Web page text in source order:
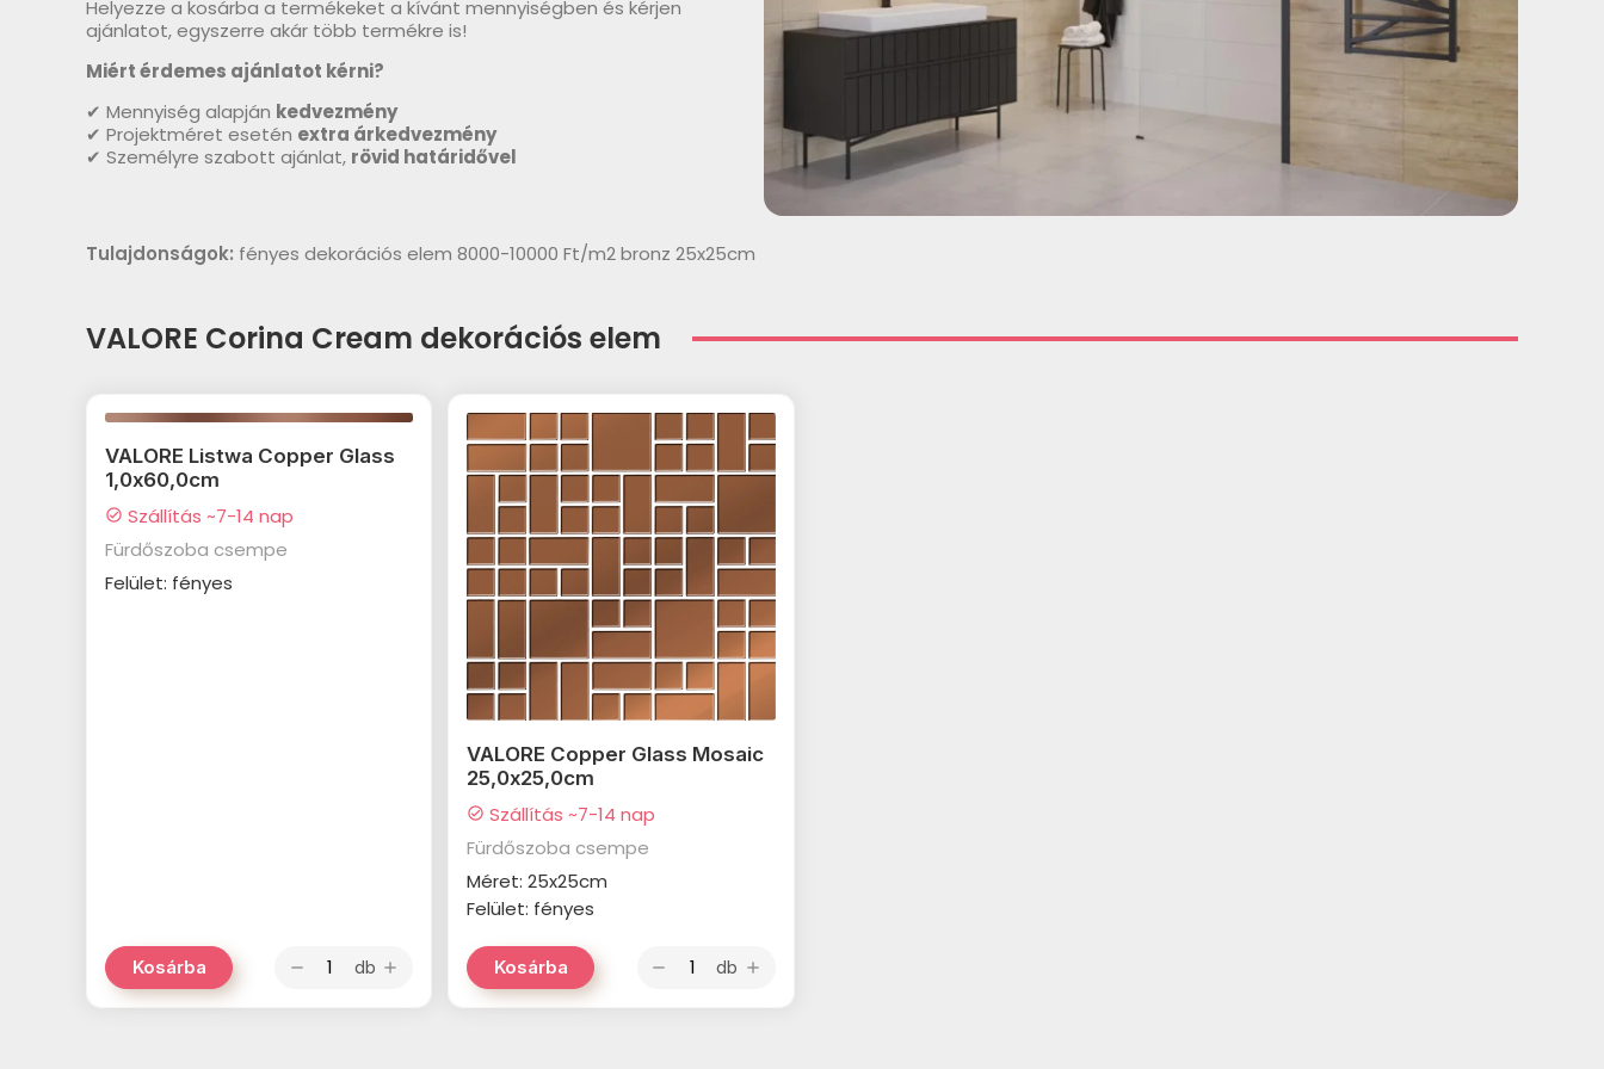
Helyezze a kosárba a termékeket a kívánt mennyiségben és kérjen
ajánlatot, egyszerre akár több termékre is!
Miért érdemes ajánlatot kérni?
✔ Mennyiség alapján kedvezmény
✔ Projektméret esetén extra árkedvezmény
✔ Személyre szabott ajánlat, rövid határidővel
Tulajdonságok: fényes dekorációs elem 8000-10000 Ft/m2 bronz 25x25cm
VALORE Corina Cream dekorációs elem
VALORE Listwa Copper Glass
1,0x60,0cm
check_circle Szállítás ~7-14 nap
Fürdőszoba csempe
Felület: fényes
Kosárba remove db add
VALORE Copper Glass Mosaic
25,0x25,0cm
check_circle Szállítás ~7-14 nap
Fürdőszoba csempe
Méret: 25x25cm
Felület: fényes
Kosárba remove db add